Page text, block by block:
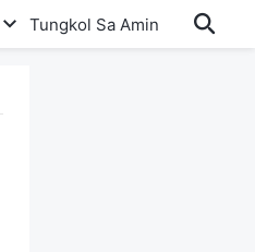
Tungkol Sa Amin